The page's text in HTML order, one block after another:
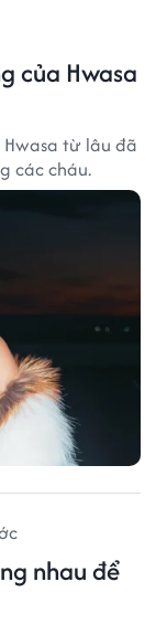
của Hwasa
từ lâu đã
các cháu.
nhau để